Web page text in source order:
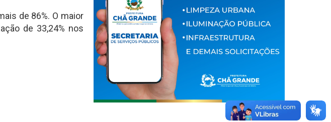
de 86%. O maior
de 33,24% nos